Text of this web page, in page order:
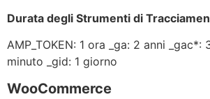
Durata degli Strumenti di
AMP_TOKEN: 1 ora _ga: 2 anni _gac*:
minuto _gid: 1 giorno
WooCommerce